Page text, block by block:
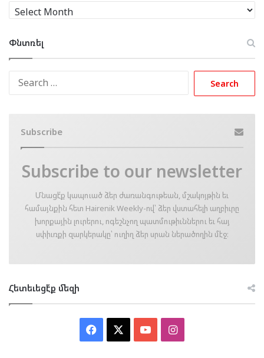
Արխիւ
Փնտռել
Subscribe
Subscribe to our newsletter
Մնացէ՛ք կապուած ձեր ժառանգութեան, մշակոյթին եւ
համայնքին հետ Hairenik Weekly-ով՝ ձեր վստահելի աղբիւրը
խորքային լուրերու, ոգեշնչող պատմութիւններու եւ հայ
սփիւռքի զարկերակը՝ ուղիղ ձեր սրան ներածողին մէջ։
Հետեւեցէ՛ք մեզի
Facebook YouTubeInstagram